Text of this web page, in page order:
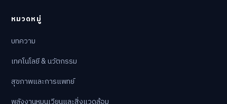
หมวดหมู่
บทความ
เทคโนโลยี & นวัตกรรม
สุขภาพและการแพทย์